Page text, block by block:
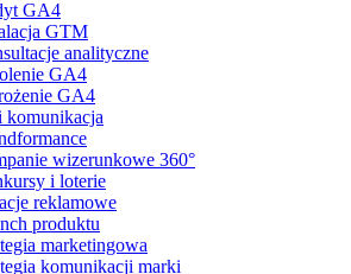
GA4
GTM
analityczne
GA4
GA4
komunikacja
wizerunkowe 360°
i loterie
reklamowe
produktu
marketingowa
komunikacji marki